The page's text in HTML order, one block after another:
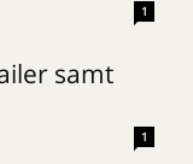
1
samt
1